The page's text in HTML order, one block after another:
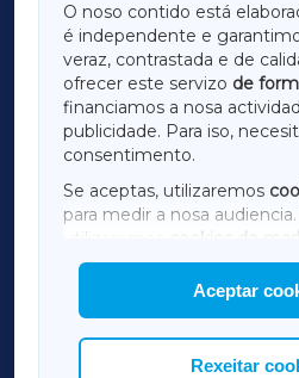
O noso contido está
é independente e
veraz, contrastada e de
ofrecer este servizo de
financiamos a nosa
publicidade. Para iso,
consentimento.
Se aceptas, utilizaremos
para medir a nosa
utilizaremos
cookies de
mostrar publicidade de
Así mesmo, podes
cookies que desexas
Aceptar
Rexeitar